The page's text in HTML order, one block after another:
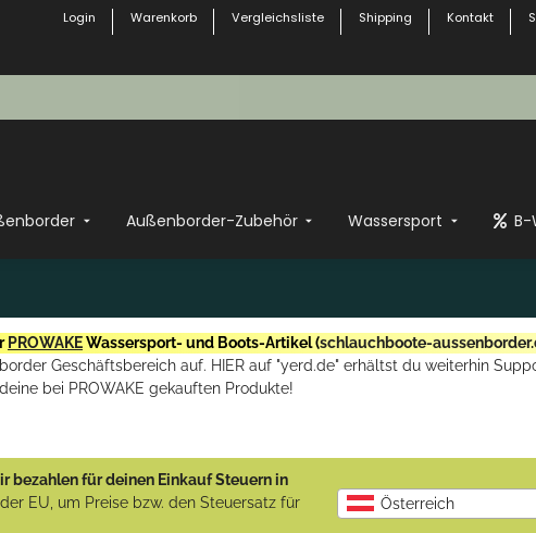
Login Warenkorb Vergleichsliste Shipping Kontakt
Außenborder-Zubehör Wassersport B-
PROWAKEWassersport- und Boots-Artikel (schlauchboote-
Geschäftsbereich auf. HIER auf "yerd.de" erhältst du weiterhin
deine bei PROWAKE gekauften Produkte!
bezahlen für deinen Einkauf Steuern in
EU, um Preise bzw. den Steuersatz für
Österreich